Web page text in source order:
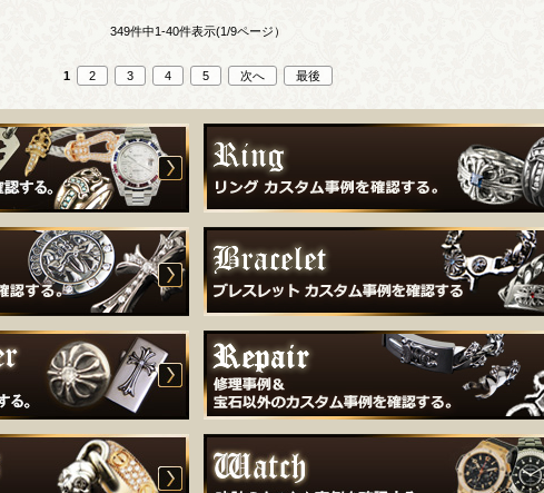
349件中1-40件表示(1/9ページ）
1 2 3 4 5 次へ 最後